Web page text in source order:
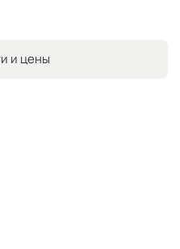
и цены